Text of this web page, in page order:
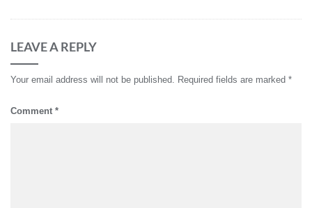
LEAVE A REPLY
Your email address will not be published. Required fields are marked *
Comment *